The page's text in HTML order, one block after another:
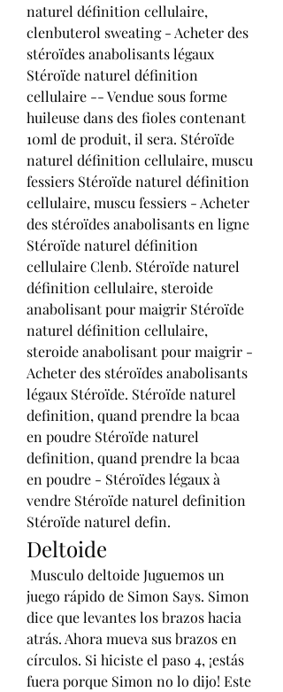
naturel définition cellulaire,
clenbuterol sweating - Acheter des
stéroïdes anabolisants légaux
Stéroïde naturel définition
cellulaire -- Vendue sous forme
huileuse dans des fioles contenant
10ml de produit, il sera. Stéroïde
naturel définition cellulaire, muscu
fessiers Stéroïde naturel définition
cellulaire, muscu fessiers - Acheter
des stéroïdes anabolisants en ligne
Stéroïde naturel définition
cellulaire Clenb. Stéroïde naturel
définition cellulaire, steroide
anabolisant pour maigrir Stéroïde
naturel définition cellulaire,
steroide anabolisant pour maigrir -
Acheter des stéroïdes anabolisants
légaux Stéroïde. Stéroïde naturel
definition, quand prendre la bcaa
en poudre Stéroïde naturel
definition, quand prendre la bcaa
en poudre - Stéroïdes légaux à
vendre Stéroïde naturel definition
Stéroïde naturel defin.
Deltoide
juego rápido de Simon Says. Simon
dice que levantes los brazos hacia
atrás. Ahora mueva sus brazos en
círculos. Si hiciste el paso 4, ¡estás
fuera porque Simon no lo dijo! Este